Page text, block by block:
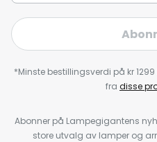
*Minste bestillingsverdi på kr
fra disse
Abonner på Lampegigantens
store utvalg av lamper og